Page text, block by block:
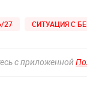
27 СИТУАЦИЯ С
с приложенной